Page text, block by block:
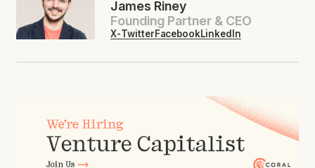
James Riney
Founding Partner & CEO
X-TwitterFacebookLinkedIn